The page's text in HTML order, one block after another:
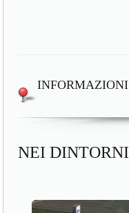
INFORMAZIONI
NEI DINTORNI